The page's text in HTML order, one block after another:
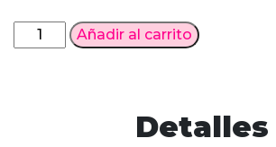
Lentes
de
Añadir al carrito
Detalles